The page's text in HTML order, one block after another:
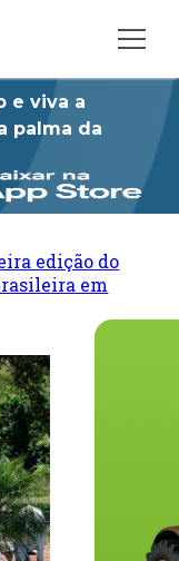
e viva a
palma da
edição do
em